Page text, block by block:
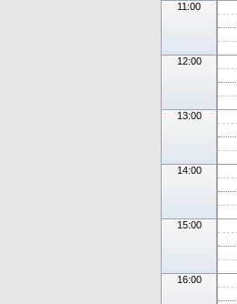
11:00
12:00
13:00
14:00
15:00
16:00